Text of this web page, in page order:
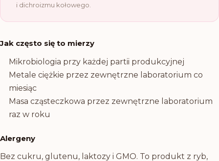
i dichroizmu kołowego.
Jak często się to mierzy
Mikrobiologia przy każdej partii produkcyjnej
Metale ciężkie przez zewnętrzne laboratorium co
miesiąc
Masa cząsteczkowa przez zewnętrzne laboratorium
raz w roku
Alergeny
Bez cukru, glutenu, laktozy i GMO. To produkt z ryb,